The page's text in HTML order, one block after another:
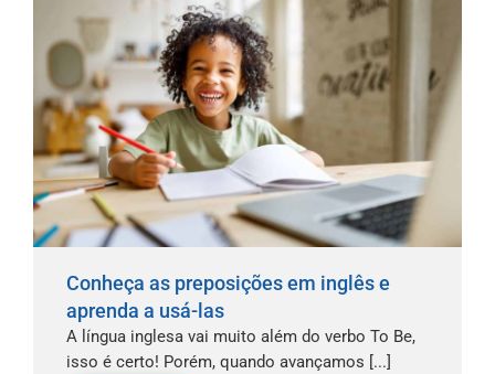
Conheça as preposições em inglês e
aprenda a usá-las
A língua inglesa vai muito além do verbo To Be,
isso é certo! Porém, quando avançamos [...]